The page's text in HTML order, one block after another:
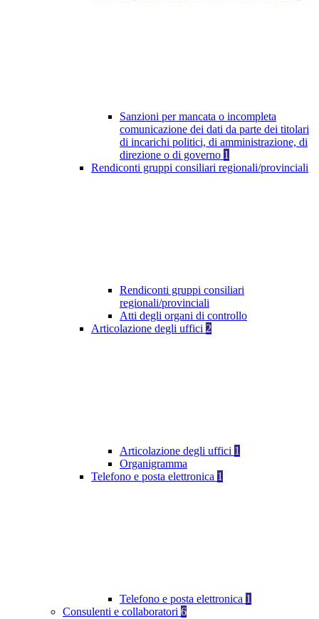
Sanzioni per mancata o incompleta
comunicazione dei dati da parte dei titolari
di incarichi politici, di amministrazione, di
direzione o di governo 1
Rendiconti gruppi consiliari regionali/provinciali
Rendiconti gruppi consiliari
regionali/provinciali
Atti degli organi di controllo
Articolazione degli uffici 2
Articolazione degli uffici 1
Organigramma
Telefono e posta elettronica 1
Telefono e posta elettronica 1
Consulenti e collaboratori 6